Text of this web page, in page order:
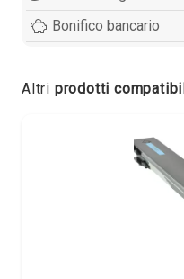
Bonifico bancario
Altri prodotti